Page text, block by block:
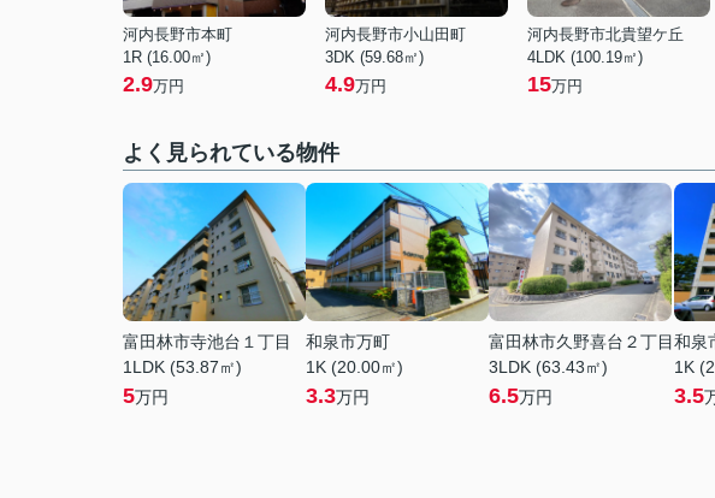
河内長野市本町
1R (16.00㎡)
2.9万円
河内長野市小山田町
3DK (59.68㎡)
4.9万円
河内長野市北貴望ケ丘
4LDK (100.19㎡)
15万円
よく見られている物件
富田林市寺池台１丁目
1LDK (53.87㎡)
5万円
和泉市万町
1K (20.00㎡)
3.3万円
富田林市久野喜台２丁目
3LDK (63.43㎡)
6.5万円
和泉
1K
3.5